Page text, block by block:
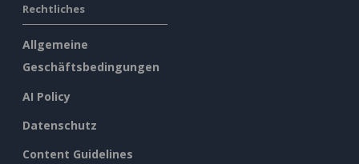
Rechtliches
Allgemeine
Geschäftsbedingungen
AI Policy
Datenschutz
Content Guidelines